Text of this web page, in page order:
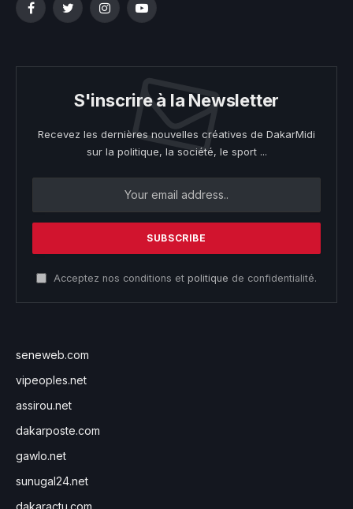
FacebookTwitterInstagramYouTube
S'inscrire à la Newsletter
Recevez les dernières nouvelles créatives de DakarMidi
sur la politique, la société, le sport ...
Acceptez nos conditions et politique de confidentialité.
seneweb.com
vipeoples.net
assirou.net
dakarposte.com
gawlo.net
sunugal24.net
dakaractu.com